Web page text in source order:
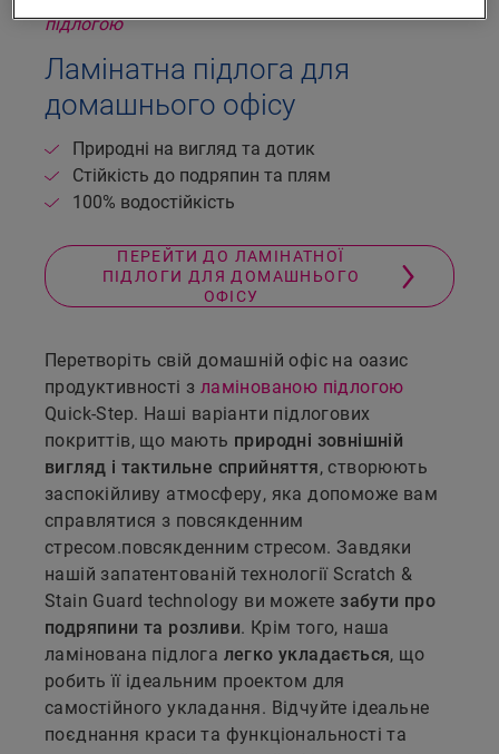
Ламінатна підлога для
домашнього офісу
Природні на вигляд та дотик
Стійкість до подряпин та плям
100% водостійкість
ПЕРЕЙТИ ДО ЛАМІНАТНОЇ
ПІДЛОГИ ДЛЯ ДОМАШНЬОГО
ОФІСУ
Перетворіть свій домашній офіс на оазис
продуктивності з ламінованою підлогою
Quick-Step. Наші варіанти підлогових
покриттів, що мають природні зовнішній
вигляд і тактильне сприйняття, створюють
заспокійливу атмосферу, яка допоможе вам
справлятися з повсякденним
стресом.повсякденним стресом. Завдяки
нашій запатентованій технології Scratch &
Stain Guard technology ви можетезабути про
подряпини та розливи. Крім того, наша
ламінована підлога легко укладається, що
робить її ідеальним проектом для
самостійного укладання. Відчуйте ідеальне
поєднання краси та функціональності та